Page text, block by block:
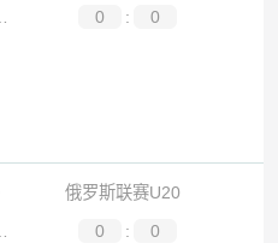
0 :
0
俄罗斯联赛U20
0 :
0